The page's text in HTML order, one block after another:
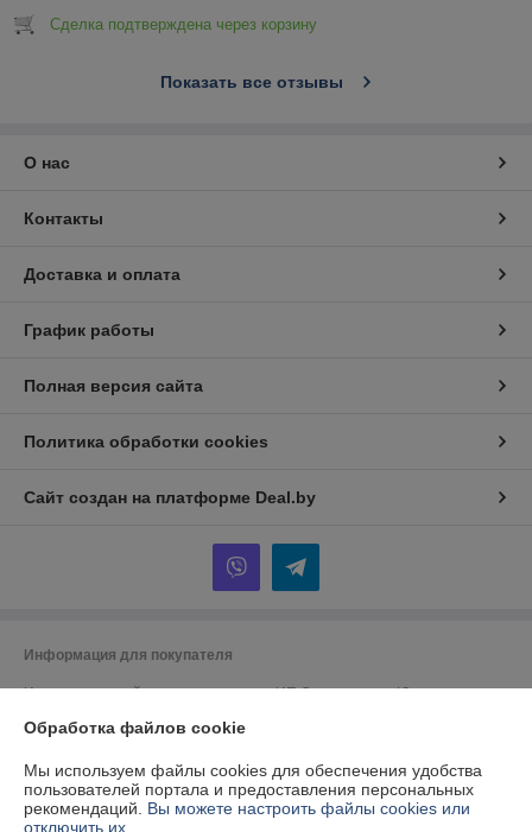
Сделка подтверждена через корзину
Показать все отзывы
О нас
Контакты
Доставка и оплата
График работы
Полная версия сайта
Политика обработки cookies
Сайт создан на платформе Deal.by
Информация для покупателя
Индивидуальный предприниматель:ИП Спиридонова Юлия
г. Минск, ул. Гая, дом 20, кв. 3
Регистрационный номер ЕГР: 190153422
УНП: 190153422
Обработка файлов cookie
Мы используем файлы cookies для обеспечения удобства
пользователей портала и предоставления персональных
рекомендаций. Вы можете настроить файлы cookies или
отключить их.